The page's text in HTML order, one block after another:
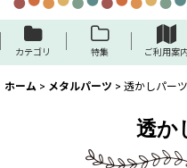
カテゴリ 特集 ご利用案
ホーム > メタルパーツ > 透かしパーツ
透か